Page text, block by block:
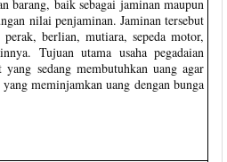
barang, baik sebagai jaminan maupun
nilai penjaminan. Jaminan tersebut
perak, berlian, mutiara, sepeda motor,
Tujuan utama usaha pegadaian
yang sedang membutuhkan uang agar
meminjamkan uang dengan bunga